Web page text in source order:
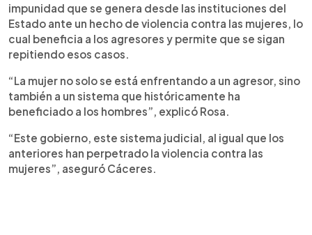
impunidad que se genera desde las instituciones del
Estado ante un hecho de violencia contra las mujeres, lo
cual beneficia a los agresores y permite que se sigan
repitiendo esos casos.
“La mujer no solo se está enfrentando a un agresor, sino
también a un sistema que históricamente ha
beneficiado a los hombres”, explicó Rosa.
“Este gobierno, este sistema judicial, al igual que los
anteriores han perpetrado la violencia contra las
mujeres”, aseguró Cáceres.